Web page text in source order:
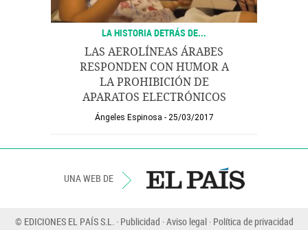
LA HISTORIA DETRÁS DE...
LAS AEROLÍNEAS ÁRABES
RESPONDEN CON HUMOR A
LA PROHIBICIÓN DE
APARATOS ELECTRÓNICOS
Ángeles Espinosa 25/03/2017
UNA WEB DE
© EDICIONES EL PAÍS S.L. Publicidad Aviso legal Política de privacidad